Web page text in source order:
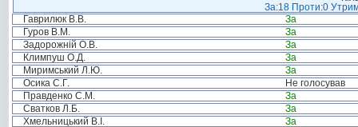
За:18 Проти:0
Гаврилюк В.В.
За
Гуров В.М.
За
Задорожній О.В.
За
Климпуш О.Д.
За
Миримський Л.Ю.
За
Осика С.Г.
Не голосував
Правденко С.М.
За
Сватков Л.Б.
За
Хмельницький В.І.
За